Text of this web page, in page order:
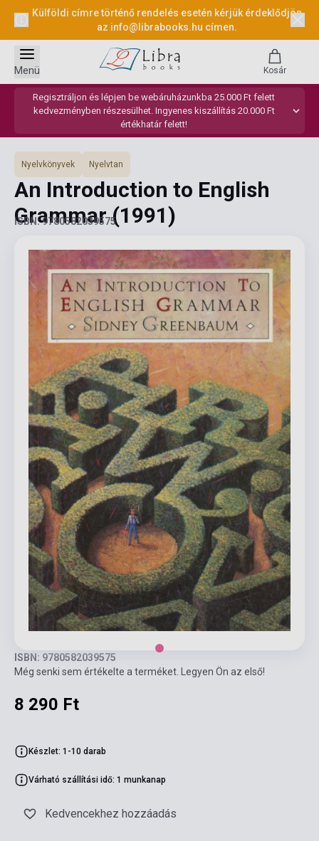
Külföldi címre történő rendelés esetén kérjük érdeklődjön
az info@librabooks.hu címen.
Regisztráljon és lépjen be webáruházunkba 25.000 Ft felett
kedvezményben részesülhet. Ingyenes kiszállítás 20.000 Ft
értékhatár felett!
Menü Kosár
Nyelvkönyvek Nyelvtan
An Introduction to English
Grammar(1991)
ISBN: 9780582039575
ISBN: 9780582039575
Még senki sem értékelte a terméket. Legyen Ön az első!
8 290 Ft
Készlet: 1-10 darab
Várható szállítási idő: 1 munkanap
Kedvencekhez hozzáadás